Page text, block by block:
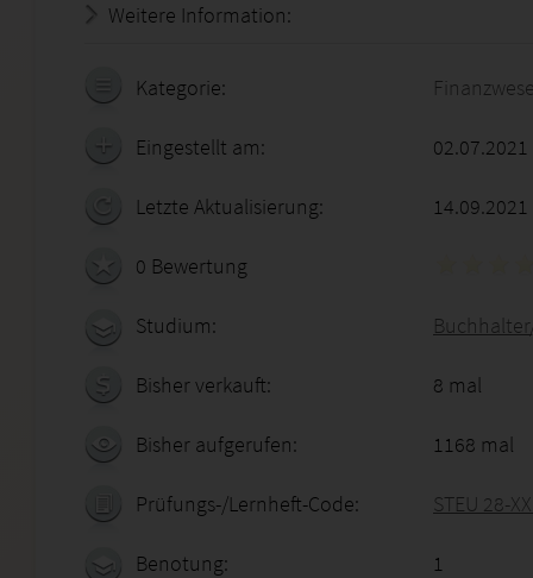
Weitere Information:
Kategorie:
Eingestellt am:
Letzte Aktualisierung: 14.09.2021
0 Bewertung
Studium:
Bisher verkauft: 8 mal
Bisher aufgerufen: 1168 mal
Prüfungs-/Lernheft-Code: STEU 28-
Benotung: 1